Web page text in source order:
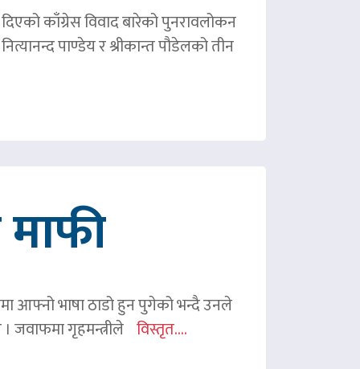
काँग्रेस विवाद बारेको पुनरावलोकन
पाण्डेय र श्रीकान्त पौडेलको तीन
आफ्नो भाषा ठाडो हुन पुगेको भन्दै उनले
जवाफमा गृहमन्त्रीले विस्तृत....